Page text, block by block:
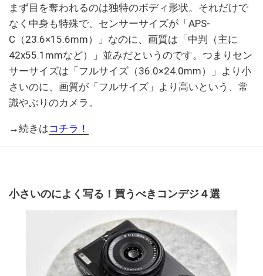
まず目を奪われるのは独特のボディ形状。それだけで
なく中身も特殊で、センサーサイズが「APS-
C（23.6×15.6mm）」なのに、画質は「中判（主に
42x55.1mmなど）」並みだというのです。つまりセン
サーサイズは「フルサイズ（36.0×24.0mm）」より小
さいのに、画質が「フルサイズ」より高いという、常
識やぶりのカメラ。
→続きはコチラ！
小さいのによく写る！買うべきコンデジ４選